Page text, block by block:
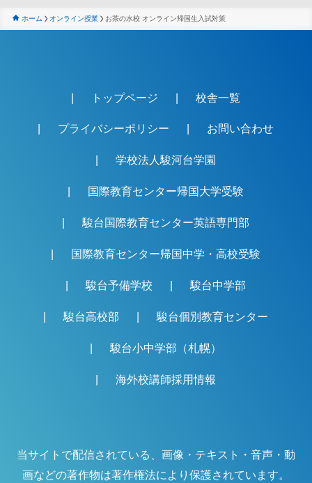
ホーム オンライン授業 お茶の水校 オンライン帰国生入試対策
トップページ 校舎一覧
プライバシーポリシー お問い合わせ
学校法人駿河台学園
国際教育センター帰国大学受験
駿台国際教育センター英語専門部
国際教育センター帰国中学・高校受験
駿台予備学校 駿台中学部
駿台高校部 駿台個別教育センター
駿台小中学部（札幌）
海外校講師採用情報
当サイトで配信されている、画像・テキスト・音声・動
画などの著作物は著作権法により保護されています。